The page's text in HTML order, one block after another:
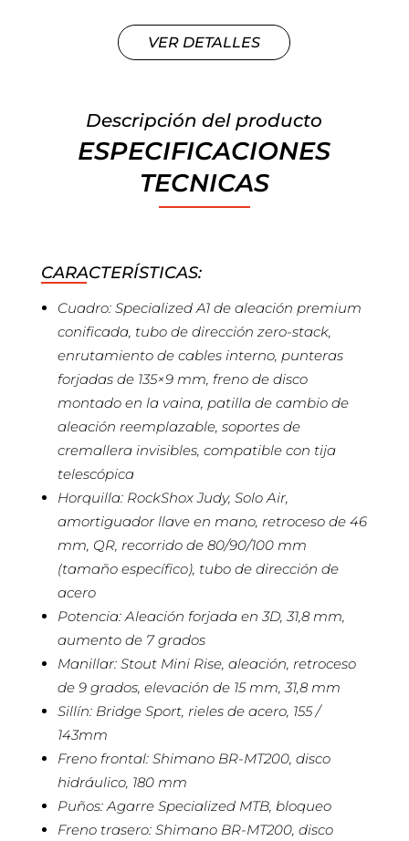
VER DETALLES
Descripción del producto
ESPECIFICACIONES
TECNICAS
CARACTERÍSTICAS:
Cuadro: Specialized A1 de aleación premium
conificada, tubo de dirección zero-stack,
enrutamiento de cables interno, punteras
forjadas de 135×9 mm, freno de disco
montado en la vaina, patilla de cambio de
aleación reemplazable, soportes de
cremallera invisibles, compatible con tija
telescópica
Horquilla: RockShox Judy, Solo Air,
amortiguador llave en mano, retroceso de 46
mm, QR, recorrido de 80/90/100 mm
(tamaño específico), tubo de dirección de
acero
Potencia: Aleación forjada en 3D, 31,8 mm,
aumento de 7 grados
Manillar: Stout Mini Rise, aleación, retroceso
de 9 grados, elevación de 15 mm, 31,8 mm
Sillín: Bridge Sport, rieles de acero, 155 /
143mm
Freno frontal: Shimano BR-MT200, disco
hidráulico, 180 mm
Puños: Agarre Specialized MTB, bloqueo
Freno trasero: Shimano BR-MT200, disco